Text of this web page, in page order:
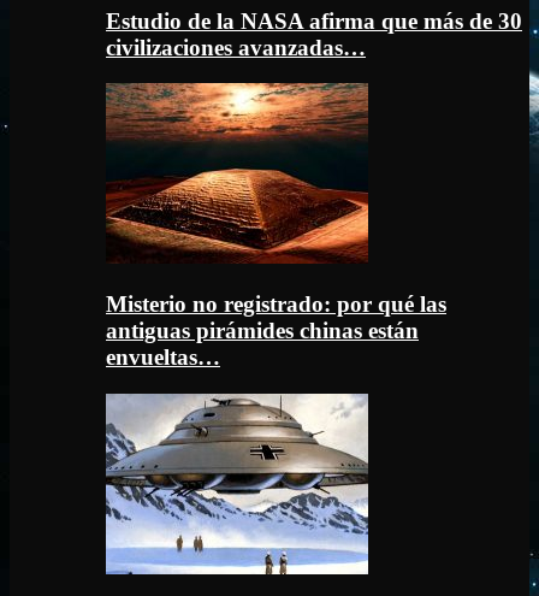
Estudio de la NASA afirma que más de 30
civilizaciones avanzadas…
Misterio no registrado: por qué las
antiguas pirámides chinas están
envueltas…